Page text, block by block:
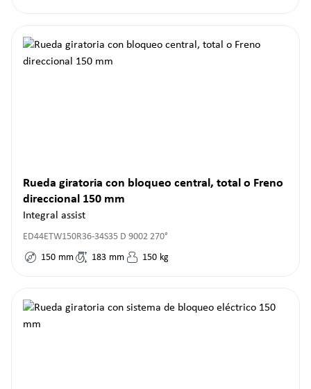
Rueda giratoria con bloqueo central, total o Freno
direccional 150 mm
Integral assist
ED44ETW150R36-34S35 D 9002 270°
150 mm 183 mm 150 kg